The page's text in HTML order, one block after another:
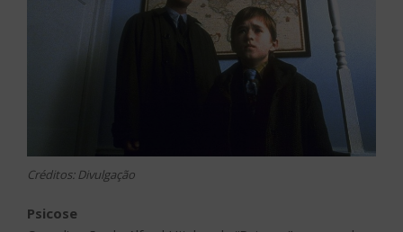
Créditos: Divulgação
Psicose